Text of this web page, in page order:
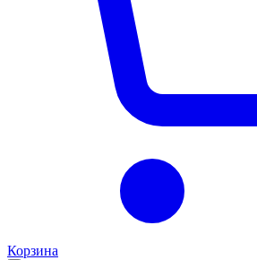
Корзина